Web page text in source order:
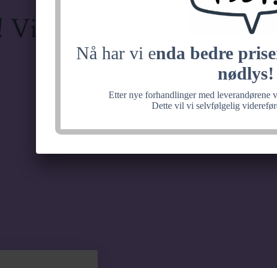
Nå har vi enda bedre
nødlys!
Etter nye forhandlinger med leverandørene
Dette vil vi selvfølgelig
Vi jobber med noe